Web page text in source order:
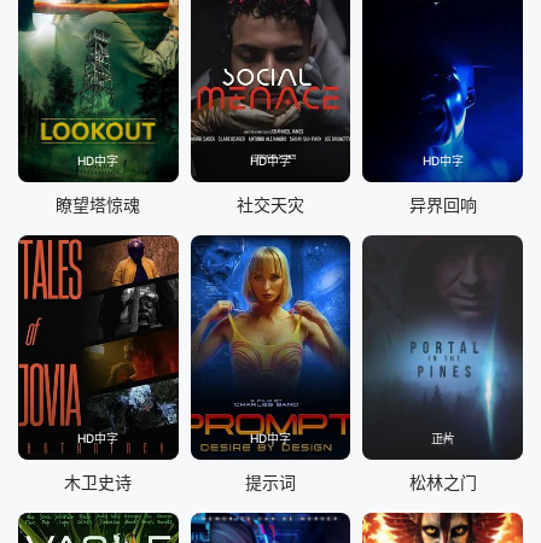
HD中字
瞭望塔惊魂
HD中字
社交天灾
HD中字
异界回响
HD中字
木卫史诗
HD中字
提示词
正片
松林之门